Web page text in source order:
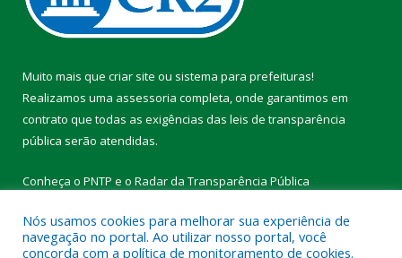
Muito mais que criar site ou sistema para prefeituras!
Realizamos uma assessoria completa, onde garantimos em
contrato que todas as exigências das leis de transparência
pública serão atendidas.
Conheça o PNTP e o Radar da Transparência Pública
Nós usamos cookies para melhorar sua experiência de
navegação no portal. Ao utilizar nosso portal, você
concorda com a política de monitoramento de cookies.